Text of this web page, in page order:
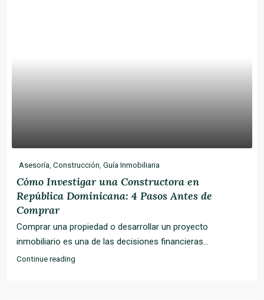
Asesoría, Construcción, Guía Inmobiliaria
Cómo Investigar una Constructora en
República Dominicana: 4 Pasos Antes de
Comprar
Comprar una propiedad o desarrollar un proyecto
inmobiliario es una de las decisiones financieras...
Continue reading